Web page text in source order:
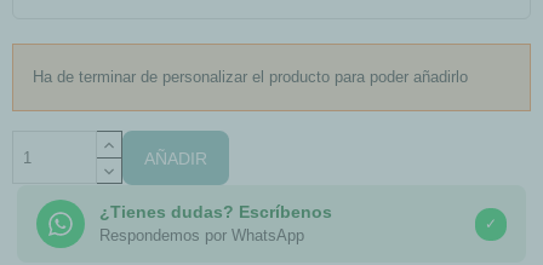
Ha de terminar de personalizar el producto para poder añadirlo
AÑADIR
¿Tienes dudas? Escríbenos
Respondemos por WhatsApp
✓